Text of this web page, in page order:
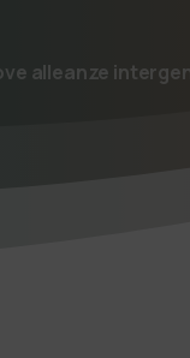
alleanze